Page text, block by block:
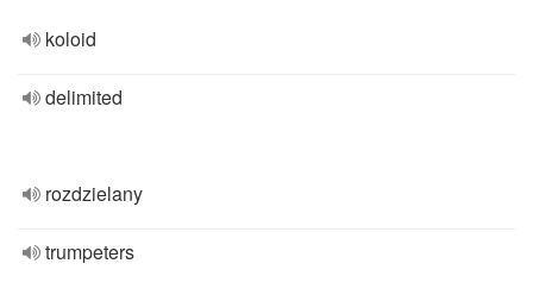
koloid
delimited
rozdzielany
trumpeters